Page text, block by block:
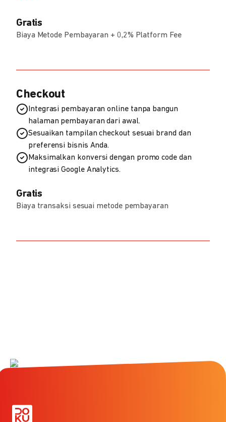
Gratis
Biaya Metode Pembayaran + 0,2% Platform Fee
Checkout
Integrasi pembayaran online tanpa bangun
halaman pembayaran dari awal.
Sesuaikan tampilan checkout sesuai brand dan
preferensi bisnis Anda.
Maksimalkan konversi dengan promo code dan
integrasi Google Analytics.
Gratis
Biaya transaksi sesuai metode pembayaran